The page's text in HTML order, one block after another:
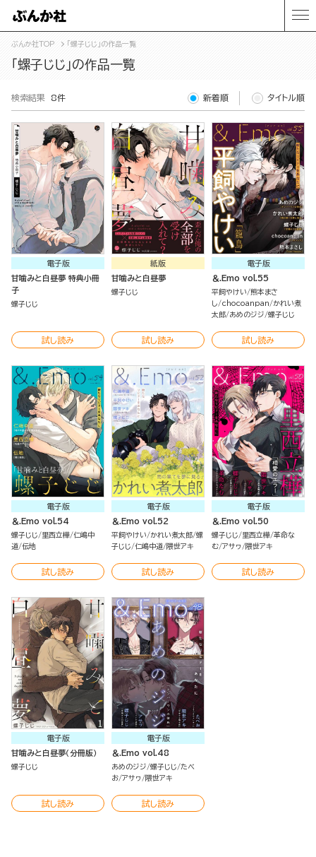
ぶんか社TOP 「螺子じじ」の作品一覧
「螺子じじ」の作品一覧
検索結果 8件 新着順 タイトル順
電子版
甘噛みと白昼夢 特典小冊
子
螺子じじ
試し読み
紙版
甘噛みと白昼夢
螺子じじ
試し読み
電子版
＆.Emo vol.55
平飼やけい 熊本まさ
し
chocoanpan
かれい煮
太郎 あめのジジ 螺子じじ
試し読み
電子版
＆.Emo vol.54
螺子じじ 里西立樺 仁嶋中
道 伝地
試し読み
電子版
＆.Emo vol.52
平飼やけい かれい煮太郎 螺
子じじ 仁嶋中道 隈世アキ
試し読み
電子版
＆.Emo vol.50
螺子じじ 里西立樺 革命な
む アサヮ 隈世アキ
試し読み
電子版
甘噛みと白昼夢（分冊版）
螺子じじ
試し読み
電子版
＆.Emo vol.48
あめのジジ 螺子じじ たべ
お アサヮ 隈世アキ
試し読み